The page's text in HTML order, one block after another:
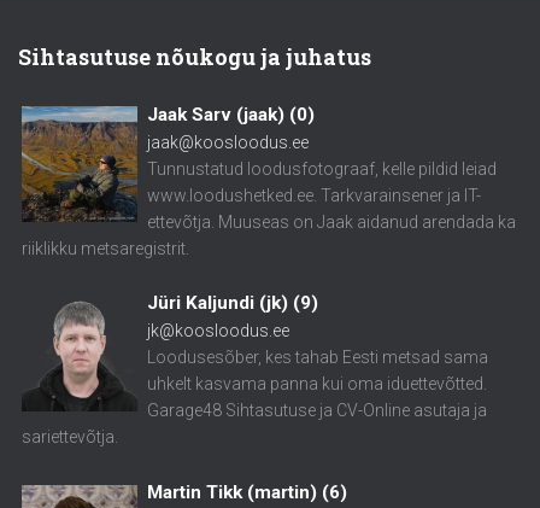
Sihtasutuse nõukogu ja juhatus
Jaak Sarv (jaak) (0)
jaak@koosloodus.ee
Tunnustatud loodusfotograaf, kelle pildid leiad
www.loodushetked.ee. Tarkvarainsener ja IT-
ettevõtja. Muuseas on Jaak aidanud arendada ka
riiklikku metsaregistrit.
Jüri Kaljundi (jk) (9)
jk@koosloodus.ee
Loodusesõber, kes tahab Eesti metsad sama
uhkelt kasvama panna kui oma iduettevõtted.
Garage48 Sihtasutuse ja CV-Online asutaja ja
sariettevõtja.
Martin Tikk (martin) (6)